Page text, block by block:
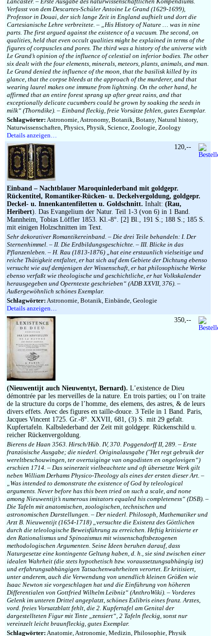
Verfasst von dem Descartes-Schüler Antoine Le Grand (1629-1699),
Professor in Douai, der sich lange Zeit in England aufhielt und dort die
Cartesianische Lehre verbreitete. – „His History of Nature … was in nine
parts. The first argued against the existence of a vacuum. The second, on
qualities, held that even occult qualities might be explained in terms of the
figures of corpuscles and pores. The third was a history of the universe with
Le Grand’s opinion of the influence of celestial on inferior bodies. The other
six dealt with the four elements, minerals, meteors, plants, animals, and man.
Le Grand denied the influence of the moon, that the basilisk killed by its
glance, that the corpse bleeds at the approach of the murderer, and that
wearing laurel makes one immune from lightning. On the other hand, he
affirmed that an entire forest sprang up after great rains, and that
exceptionally delicate cucumbers could be grown by soaking the seeds in
milk“ (Thorndike). – Einband fleckig, freie Vorsätze fehlen, gutes Exemplar.
Schlagwörter: Astronomie, Astronomy, Botanik, Botany, Natural history,
Naturwissenschaften, Physics, Physik, Science, Zoologie, Zoology
Details anzeigen…
Einband – Nachtblauer Maroquinlederband mit goldgepr.
Rückentitel, Romantiker-Rücken- u. Deckelvergoldung, goldgepr.
Deckel- u. Innenkantenfiletten u. Goldschnitt. Inhalt: (Rau,
Heribert). Das Evangelium der Natur. Teil 1-3 (von 6) in 1 Band.
Mannheim, Tobias Löffler 1853. Kl.-8°. [2] Bl., 191 S.; 188 S.; 185 S.
mit einigen Holzschnitten im Text.
Sehr dekorativer Romantikereinband. – Die drei Teile behandeln: I. Der
Sternenhimmel. – II. Die Erdbildungsgeschichte. – III. Blicke in das
Pflanzenleben. – H. Rau (1813-1876) „hat eine erstaunlich vielseitige und
reiche Thätigkeit entfaltet, er hat sich auf dem Gebiete der Dichtung ebenso
versucht wie auf demjenigen der Wissenschaft, er hat philosophische Werke
ebenso verfaßt wie theologische und geschichtliche, er hat Volkskalender
herausgegeben und Operntexte geschrieben“ (ADB XXVII, 376). –
Außergewöhnlich schönes Exemplar.
Schlagwörter: Astronomie, Botanik, Einbände, Geologie
Details anzeigen…
120,--
(Nieuwentijt auch Nieuwentyt, Bernard). L’existence de Dieu
démontrée par les merveilles de la nature. En trois parties; ou l’on traite
de la structure du corps de l’homme, des elemens, des astres, & de leurs
divers effets. Avec des figures en taille-douce. 3 Teile in 1 Band. Paris,
Jacques Vincent 1725. Gr.-8°. XXVII, 681, (3) S. mit 29 gefalt.
Kupfertafeln. Kalbslederband der Zeit mit goldgepr. Rückenschild u.
reicher Rückenvergoldung.
Bierens de Haan 3563. Hirsch/Hüb. IV, 370. Poggendorff II, 289. – Erste
französische Ausgabe; die niederl. Originalausgabe (″Het regt gebruik der
wereltbeschouwingen, ter overtuiginge van ongodisten en ongelovigen“)
erschien 1714. – Das seinerzeit vielbeachtete und oft übersetzte Werk gilt
neben William Derhams Physico-Theology als eines der ersten dieser Art. –
„Was intended to demonstrate the existence of God by teleological
arguments. Never before has this been tried on such a scale, and none
among Nieuwentijt’s numerous imitators equaled his completeness“ (DSB). –
Die Tafeln mit anatomischen, zoologischen, technischen und
astronomischen Darstellungen. – Der niederl. Philosoph, Mathematiker und
Arzt B. Nieuwentijt (1654-1718) „versuchte die Existenz des Göttlichen
durch die teleologische Beweisführung zu erreichen. Heftig kritisierte er
den Rationalismus und Spinozismus mit wissenschaftsbezogenen
methodologischen Argumenten. Seine Ideen beruhen darauf, dass
Naturgesetze eine kontingente Geltung haben, d. h., sie sind zwischen einer
idealen Wahrheit (die stets hypothetisch bzw. voraussetzungsabhängig ist)
und erfahrungsabhängigen Tatsachenwahrheiten verortet. Er kritisiert,
unter anderem, auch die Verwendung von unendlich kleinen Größen wie
Isaac Newton sie vorgeschlagen hat und die Einführung von höheren
Differentialen von Gottfried Wilhelm Leibniz“ (AnthroWiki). – Vorderes
Gelenk im unteren Drittel angeplatzt, schönes Exlibris eines franz. Arztes,
vord. freies Vorsatzblatt fehlt, die 2. Kupfertafel am Genital der
dargestellteten Figur mit Tinte „zensiert“, 2 Tafeln fleckig, sonst nur
vereinzelt leicht braunfleckig, gutes Exemplar.
Schlagwörter: Anatomie, Astronomie, Medizin, Philosophie, Physik
350,--